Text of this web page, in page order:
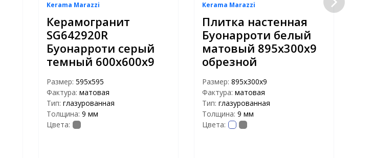
Kerama Marazzi
Керамогранит
SG642920R
Буонарроти серый
темный 600х600х9
Размер: 595x595
Фактура: матовая
Тип: глазурованная
Толщина: 9 мм
Цвета:
Kerama Marazzi
Плитка настенная
Буонарроти белый
матовый 895х300х9
обрезной
Размер: 895х300х9
Фактура: матовая
Тип: глазурованная
Толщина: 9 мм
Цвета: